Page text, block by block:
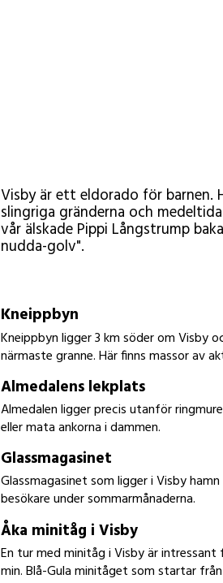
Visby är ett eldorado för barnen.
slingriga gränderna och
vår älskade Pippi Långstrump
nudda-golv".
Kneippbyn
Kneippbyn ligger 3 km söder om Visby
närmaste granne. Här finns massor av
Almedalens lekplats
Almedalen ligger precis utanför
eller mata ankorna i dammen.
Glassmagasinet
Glassmagasinet som ligger i Visby
besökare under sommarmånaderna.
Åka minitåg i Visby
En tur med minitåg i Visby är
min. Blå-Gula minitåget som startar